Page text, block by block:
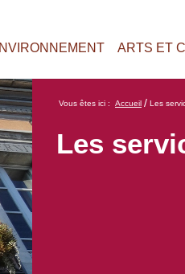
ARTS ET
Vous êtes ici : Accueil / Les
Les